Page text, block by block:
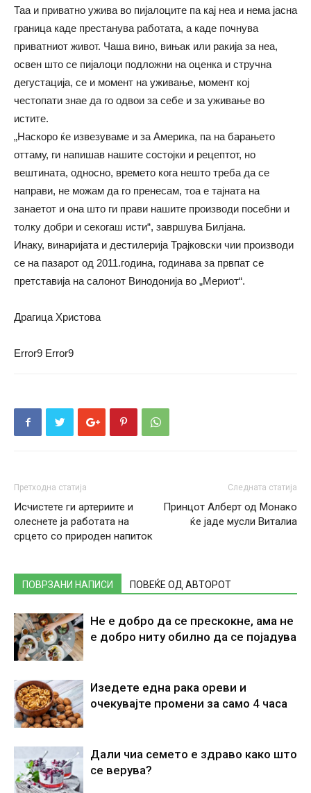
Таа и приватно ужива во пијалоците па кај неа и нема јасна
граница каде престанува работата, а каде почнува
приватниот живот. Чаша вино, вињак или ракија за неа,
освен што се пијалоци подложни на оценка и стручна
дегустација, се и момент на уживање, момент кој
честопати знае да го одвои за себе и за уживање во
истите.
„Наскоро ќе извезуваме и за Америка, па на барањето
оттаму, ги напишав нашите состојки и рецептот, но
вештината, односно, времето кога нешто треба да се
направи, не можам да го пренесам, тоа е тајната на
занаетот и она што ги прави нашите производи посебни и
толку добри и секогаш исти“, завршува Билјана.
Инаку, винаријата и дестилерија Трајковски чии производи
се на пазарот од 2011.година, годинава за првпат се
претставија на салонот Винодонија во „Мериот“.
Драгица Христова
Error9 Error9
Претходна статија
Исчистете ги артериите и
олеснете ја работата на
срцето со природен напиток
Следната статија
Принцот Алберт од Монако
ќе јаде мусли Виталиа
ПОВРЗАНИ НАПИСИ ПОВЕЌЕ ОД АВТОРОТ
Не е добро да се прескокне, ама не
е добро ниту обилно да се појадува
Изедете една рака ореви и
очекувајте промени за само 4 часа
Дали чиа семето е здраво како што
се верува?